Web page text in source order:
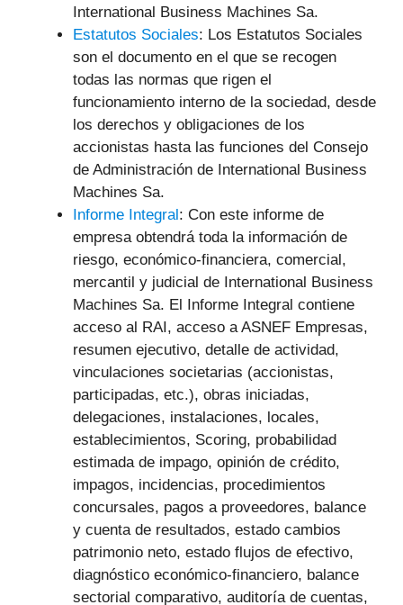
International Business Machines Sa.
Estatutos Sociales: Los Estatutos Sociales
son el documento en el que se recogen
todas las normas que rigen el
funcionamiento interno de la sociedad, desde
los derechos y obligaciones de los
accionistas hasta las funciones del Consejo
de Administración de International Business
Machines Sa.
Informe Integral: Con este informe de
empresa obtendrá toda la información de
riesgo, económico-financiera, comercial,
mercantil y judicial de International Business
Machines Sa. El Informe Integral contiene
acceso al RAI, acceso a ASNEF Empresas,
resumen ejecutivo, detalle de actividad,
vinculaciones societarias (accionistas,
participadas, etc.), obras iniciadas,
delegaciones, instalaciones, locales,
establecimientos, Scoring, probabilidad
estimada de impago, opinión de crédito,
impagos, incidencias, procedimientos
concursales, pagos a proveedores, balance
y cuenta de resultados, estado cambios
patrimonio neto, estado flujos de efectivo,
diagnóstico económico-financiero, balance
sectorial comparativo, auditoría de cuentas,